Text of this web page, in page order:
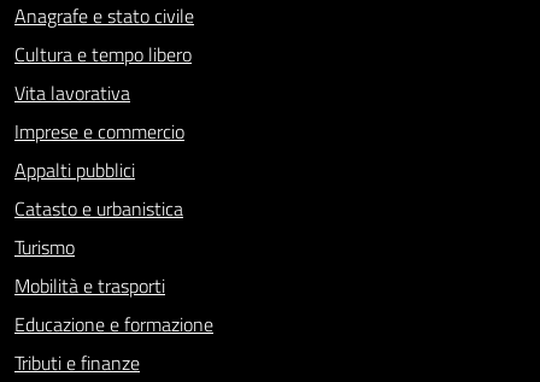
Anagrafe e stato civile
Cultura e tempo libero
Vita lavorativa
Imprese e commercio
Appalti pubblici
Catasto e urbanistica
Turismo
Mobilità e trasporti
Educazione e formazione
Tributi e finanze